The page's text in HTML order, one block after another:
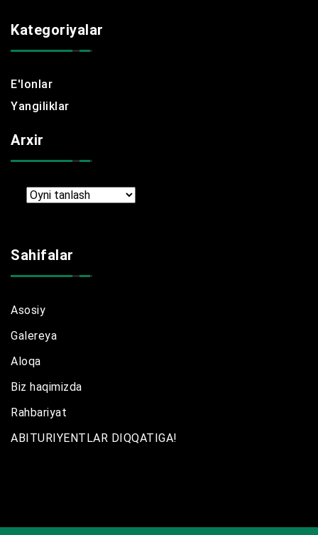
Kategoriyalar
E'lonlar
Yangiliklar
Arxir
Arxir
Sahifalar
Asosiy
Galereya
Aloqa
Biz haqimizda
Rahbariyat
ABITURIYENTLAR DIQQATIGA!